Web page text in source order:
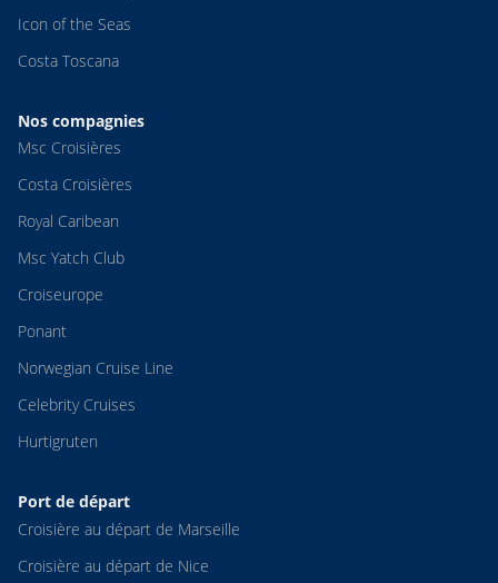
Icon of the Seas
Costa Toscana
Nos compagnies
Msc Croisières
Costa Croisières
Royal Caribean
Msc Yatch Club
Croiseurope
Ponant
Norwegian Cruise Line
Celebrity Cruises
Hurtigruten
Port de départ
Croisière au départ de Marseille
Croisière au départ de Nice